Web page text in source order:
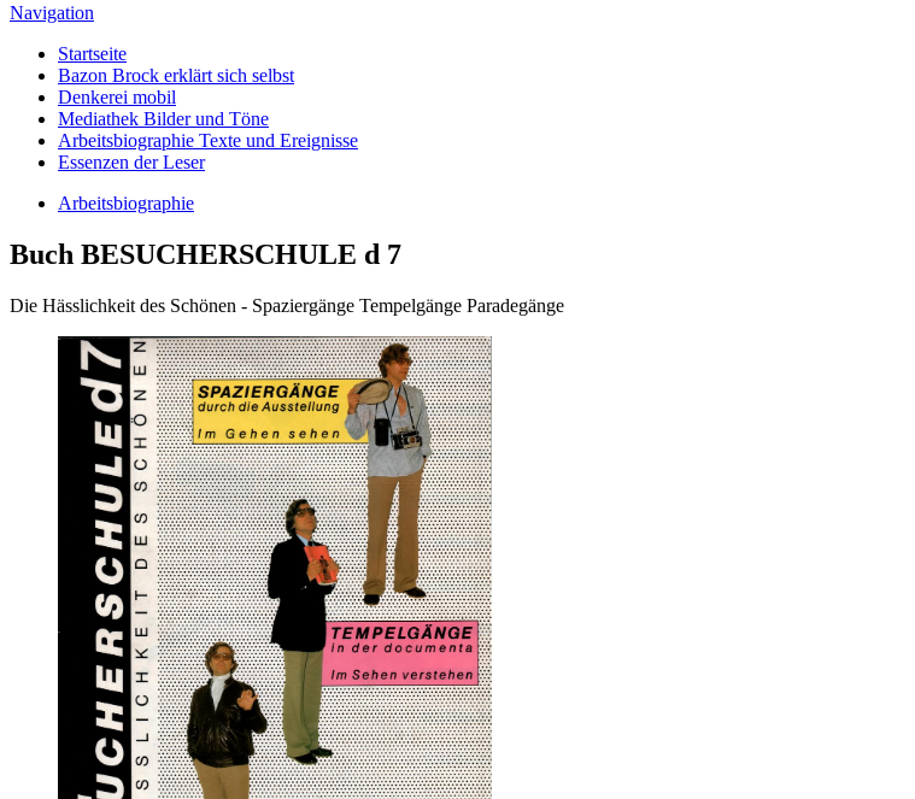
Navigation
Startseite
Bazon Brock erklärt sich selbst
Denkerei mobil
Mediathek Bilder und Töne
Arbeitsbiographie Texte und Ereignisse
Essenzen der Leser
Arbeitsbiographie
Buch BESUCHERSCHULE d 7
Die Hässlichkeit des Schönen - Spaziergänge Tempelgänge Paradegänge